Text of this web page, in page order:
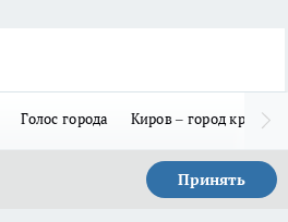
Голос города Киров – город
Принять